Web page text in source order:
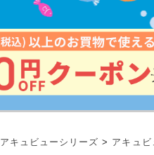
アキュビューシリーズ > アキュ